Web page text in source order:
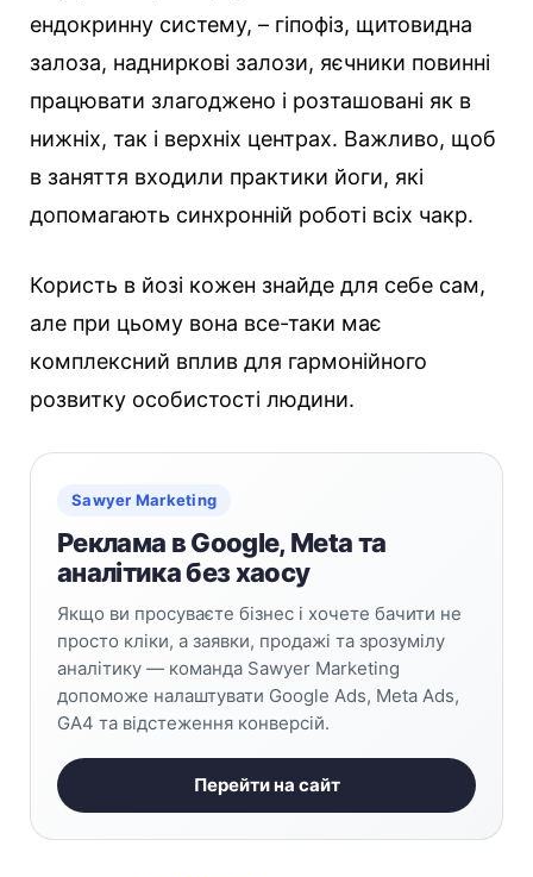
ендокринну систему, – гіпофіз, щитовидна
залоза, надниркові залози, яєчники повинні
працювати злагоджено і розташовані як в
нижніх, так і верхніх центрах. Важливо, щоб
в заняття входили практики йоги, які
допомагають синхронній роботі всіх чакр.
Користь в йозі кожен знайде для себе сам,
але при цьому вона все-таки має
комплексний вплив для гармонійного
розвитку особистості людини.
Sawyer Marketing
Реклама в Google, Meta та
аналітика без хаосу
Якщо ви просуваєте бізнес і хочете бачити не
просто кліки, а заявки, продажі та зрозумілу
аналітику — команда Sawyer Marketing
допоможе налаштувати Google Ads, Meta Ads,
GA4 та відстеження конверсій.
Перейти на сайт